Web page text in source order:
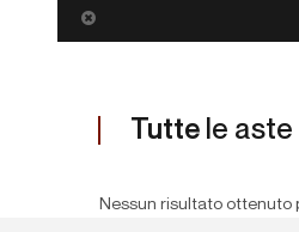
Tutte le
Nessun risultato ottenuto